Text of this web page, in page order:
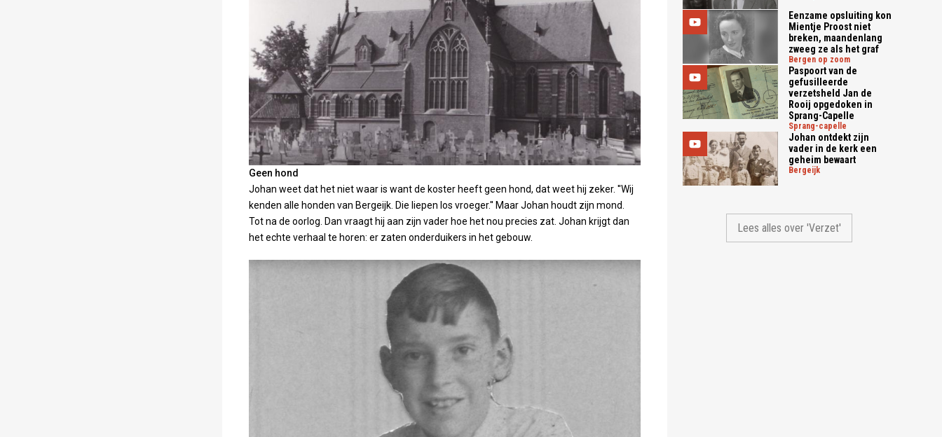
Geen hond
Johan weet dat het niet waar is want de koster heeft geen hond, dat weet hij zeker. ''Wij
kenden alle honden van Bergeijk. Die liepen los vroeger.'' Maar Johan houdt zijn mond.
Tot na de oorlog. Dan vraagt hij aan zijn vader hoe het nou precies zat. Johan krijgt dan
het echte verhaal te horen: er zaten onderduikers in het gebouw.
Eenzame opsluiting kon
Mientje Proost niet
breken, maandenlang
zweeg ze als het graf
bergen op zoom
Paspoort van de
gefusilleerde
verzetsheld Jan de
Rooij opgedoken in
Sprang-Capelle
sprang-capelle
Johan ontdekt zijn
vader in de kerk een
geheim bewaart
bergeijk
Lees alles over 'Verzet'